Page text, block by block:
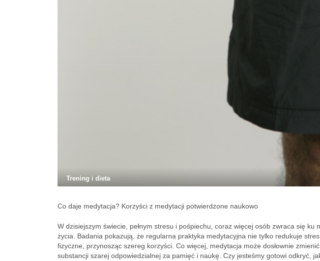
Trening i dieta
Co daje medytacja? Korzyści z medytacji potwierdzone naukowo
W dzisiejszym świecie, pełnym stresu i pośpiechu, coraz więcej osób zwraca się
życia. Badania pokazują, że regularna praktyka medytacyjna nie tylko redukuje
fizyczne, przynosząc szereg korzyści. Co więcej, medytacja może dosłownie
substancji szarej odpowiedzialnej za pamięć i naukę. Czy jesteśmy gotowi odkryć,